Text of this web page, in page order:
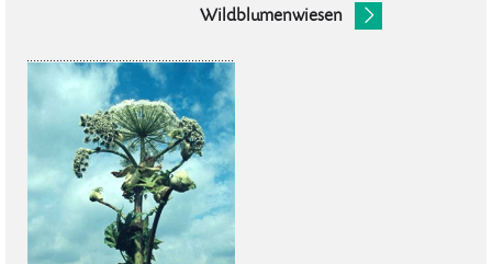
Wildblumenwiesen